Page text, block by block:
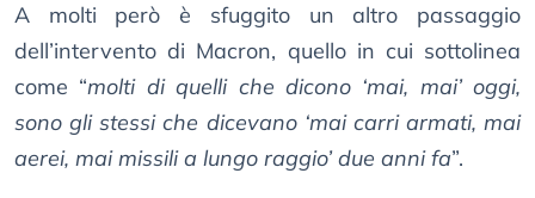
A molti però è sfuggito un altro passaggio
dell’intervento di Macron, quello in cui sottolinea
come “molti di quelli che dicono ‘mai, mai’ oggi,
sono gli stessi che dicevano ‘mai carri armati, mai
aerei, mai missili a lungo raggio’ due anni fa”.